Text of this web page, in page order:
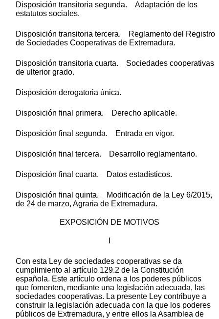
Disposición transitoria segunda. Adaptación de los
estatutos sociales.
Disposición transitoria tercera. Reglamento del Registro
de Sociedades Cooperativas de Extremadura.
Disposición transitoria cuarta. Sociedades cooperativas
de ulterior grado.
Disposición derogatoria única.
Disposición final primera. Derecho aplicable.
Disposición final segunda. Entrada en vigor.
Disposición final tercera. Desarrollo reglamentario.
Disposición final cuarta. Datos estadísticos.
Disposición final quinta. Modificación de la Ley 6/2015,
de 24 de marzo, Agraria de Extremadura.
EXPOSICIÓN DE MOTIVOS
Con esta Ley de sociedades cooperativas se da
cumplimiento al artículo 129.2 de la Constitución
española. Este artículo ordena a los poderes públicos
que fomenten, mediante una legislación adecuada, las
sociedades cooperativas. La presente Ley contribuye a
construir la legislación adecuada con la que los poderes
públicos de Extremadura, y entre ellos la Asamblea de